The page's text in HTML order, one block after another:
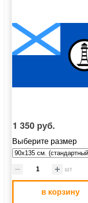
1 350 руб.
Выберите размер
шт
в корзину